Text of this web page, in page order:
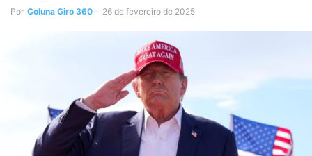
Por Coluna Giro 360 - 26 de fevereiro de 2025